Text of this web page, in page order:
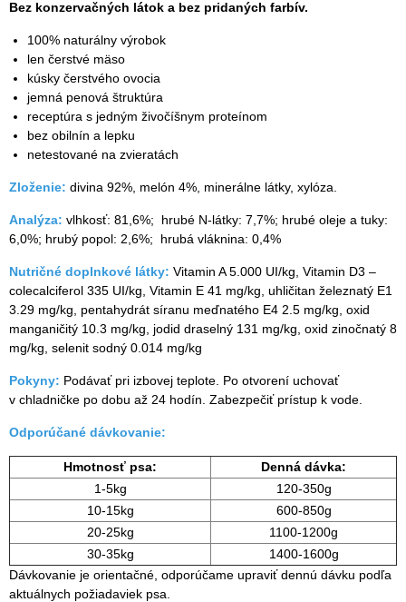
Bez konzervačných látok a bez pridaných farbív.
100% naturálny výrobok
len čerstvé mäso
kúsky čerstvého ovocia
jemná penová štruktúra
receptúra s jedným živočíšnym proteínom
bez obilnín a lepku
netestované na zvieratách
Zloženie: divina 92%, melón 4%, minerálne látky, xylóza.
Analýza: vlhkosť: 81,6%; hrubé N-látky: 7,7%; hrubé oleje a tuky:
6,0%; hrubý popol: 2,6%; hrubá vláknina: 0,4%
Nutričné doplnkové látky: Vitamin A 5.000 UI/kg, Vitamin D3 –
colecalciferol 335 UI/kg, Vitamin E 41 mg/kg, uhličitan železnatý E1
3.29 mg/kg, pentahydrát síranu meďnatého E4 2.5 mg/kg, oxid
manganičitý 10.3 mg/kg, jodid draselný 131 mg/kg, oxid zinočnatý 8
mg/kg, selenit sodný 0.014 mg/kg
Pokyny: Podávať pri izbovej teplote. Po otvorení uchovať
v chladničke po dobu až 24 hodín. Zabezpečiť prístup k vode.
Odporúčané dávkovanie:
Hmotnosť psa:
Denná dávka:
1-5kg
120-350g
10-15kg
600-850g
20-25kg
1100-1200g
30-35kg
1400-1600g
Dávkovanie je orientačné, odporúčame upraviť dennú dávku podľa
aktuálnych požiadaviek psa.